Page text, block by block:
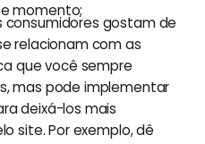
momento;
consumidores gostam de
relacionam com as
que você sempre
mas pode implementar
deixá-los mais
site. Por exemplo, dê